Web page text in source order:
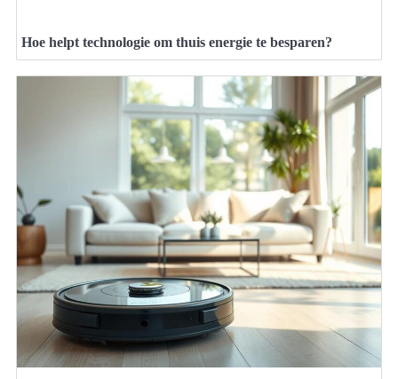
Hoe helpt technologie om thuis energie te besparen?